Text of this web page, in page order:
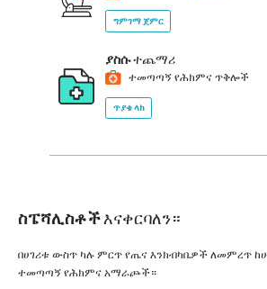
ግምገማ ጀምር
ያስሱተጨማሪ
ተመጣጣኝ የሕክምና ጥቅሎች
ጥያቄ ላክ
ስፔሻሊስቶችእናቀርባለን።
በሀገሪቱ ውስጥ ካሉ ምርጥ የጤና እንክብካቤዎች ለመምረጥ
ተመጣጣኝ የሕክምና አማራጮች።